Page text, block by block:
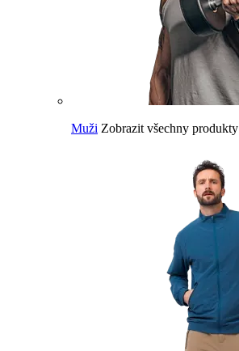
Muži Zobrazit všechny produkty